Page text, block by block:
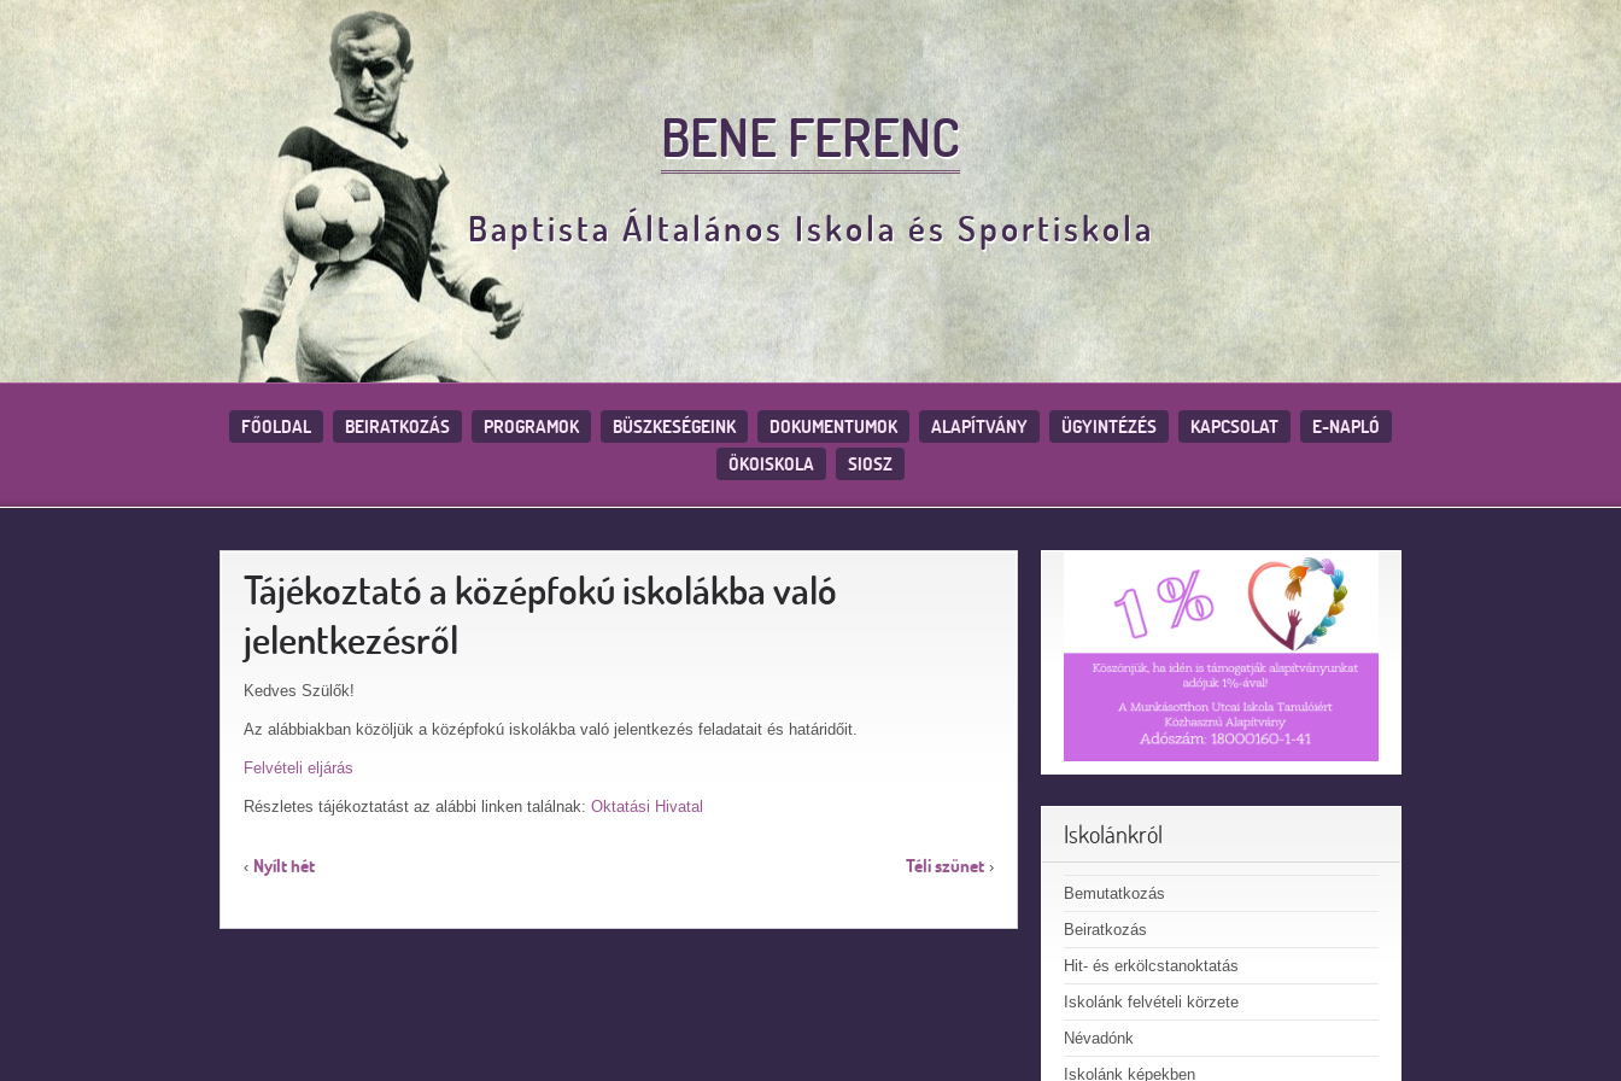
BENE FERENC
Baptista Általános Iskola és Sportiskola
FŐOLDAL BEIRATKOZÁS PROGRAMOK BÜSZKESÉGEINK DOKUMENTUMOK ALAPÍTVÁNY ÜGYINTÉZÉS KAPCSOLAT
E-NAPLÓ
ÖKOISKOLA
SIOSZ
Tájékoztató a középfokú iskolákba való
jelentkezésről
Kedves Szülők!
Az alábbiakban közöljük a középfokú iskolákba való jelentkezés feladatait és határidőit.
Felvételi eljárás
Részletes tájékoztatást az alábbi linken találnak: Oktatási Hivatal
‹ Nyílt hét Téli szünet›
Iskolánkról
Bemutatkozás
Beiratkozás
Hit- és erkölcstanoktatás
Iskolánk felvételi körzete
Névadónk
Iskolánk képekben